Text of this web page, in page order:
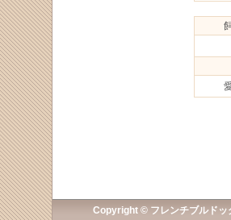
Copyright © フレンチブルドッ